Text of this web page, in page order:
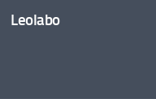
Au dessous du contenu
Leolabo